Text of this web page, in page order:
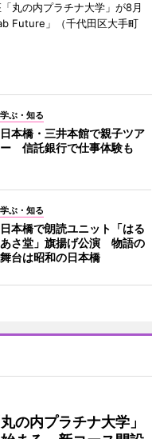
丸の内プラチナ大学」が8月
Future」（千代田区大手町
学ぶ・知る
日本橋・三井本館で親子ツア
ー 信託銀行で仕事体験も
学ぶ・知る
日本橋で朗読ユニット「はる
あさ堂」旗揚げ公演 物語の
舞台は昭和の日本橋
の内プラチナ大学」